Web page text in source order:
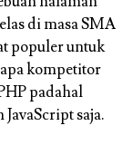
di masa SMA
populer untuk
kompetitor
padahal
saja.